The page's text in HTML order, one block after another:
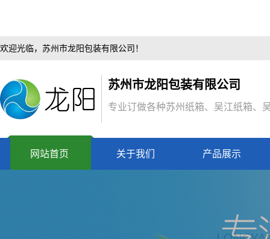
欢迎光临，苏州市龙阳包装有限公司！
苏州市龙阳包装有限公司
专业订做各种苏州纸箱、吴江纸箱、
网站首页 关于我们 产品展示